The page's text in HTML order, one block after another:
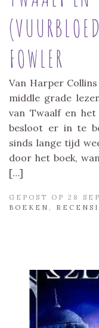
FOWLER
Van Harper
middle grade
van Twaalf en
besloot er in te
sinds lange tijd
door het boek,
[…]
GEPOST OP 28
BOEKEN